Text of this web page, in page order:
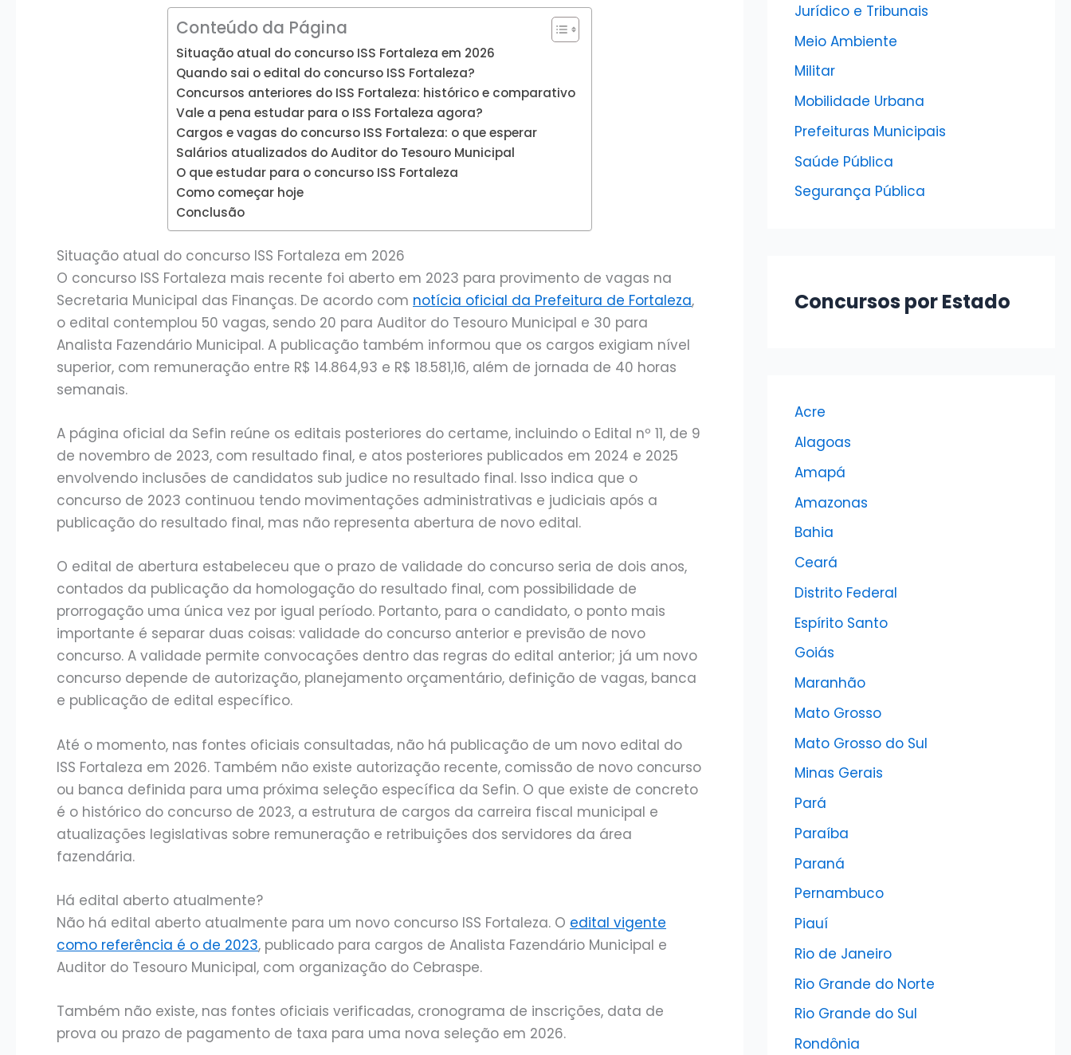
Conteúdo da Página
Situação atual do concurso ISS Fortaleza em 2026
Quando sai o edital do concurso ISS Fortaleza?
Concursos anteriores do ISS Fortaleza: histórico e comparativo
Vale a pena estudar para o ISS Fortaleza agora?
Cargos e vagas do concurso ISS Fortaleza: o que esperar
Salários atualizados do Auditor do Tesouro Municipal
O que estudar para o concurso ISS Fortaleza
Como começar hoje
Conclusão
Situação atual do concurso ISS Fortaleza em 2026
O concurso ISS Fortaleza mais recente foi aberto em 2023 para provimento de vagas na
Secretaria Municipal das Finanças. De acordo com notícia oficial da Prefeitura de Fortaleza,
o edital contemplou 50 vagas, sendo 20 para Auditor do Tesouro Municipal e 30 para
Analista Fazendário Municipal. A publicação também informou que os cargos exigiam nível
superior, com remuneração entre R$ 14.864,93 e R$ 18.581,16, além de jornada de 40 horas
semanais.
A página oficial da Sefin reúne os editais posteriores do certame, incluindo o Edital nº 11, de 9
de novembro de 2023, com resultado final, e atos posteriores publicados em 2024 e 2025
envolvendo inclusões de candidatos sub judice no resultado final. Isso indica que o
concurso de 2023 continuou tendo movimentações administrativas e judiciais após a
publicação do resultado final, mas não representa abertura de novo edital.
O edital de abertura estabeleceu que o prazo de validade do concurso seria de dois anos,
contados da publicação da homologação do resultado final, com possibilidade de
prorrogação uma única vez por igual período. Portanto, para o candidato, o ponto mais
importante é separar duas coisas: validade do concurso anterior e previsão de novo
concurso. A validade permite convocações dentro das regras do edital anterior; já um novo
concurso depende de autorização, planejamento orçamentário, definição de vagas, banca
e publicação de edital específico.
Até o momento, nas fontes oficiais consultadas, não há publicação de um novo edital do
ISS Fortaleza em 2026. Também não existe autorização recente, comissão de novo concurso
ou banca definida para uma próxima seleção específica da Sefin. O que existe de concreto
é o histórico do concurso de 2023, a estrutura de cargos da carreira fiscal municipal e
atualizações legislativas sobre remuneração e retribuições dos servidores da área
fazendária.
Há edital aberto atualmente?
Não há edital aberto atualmente para um novo concurso ISS Fortaleza. O edital vigente
como referência é o de 2023, publicado para cargos de Analista Fazendário Municipal e
Auditor do Tesouro Municipal, com organização do Cebraspe.
Também não existe, nas fontes oficiais verificadas, cronograma de inscrições, data de
prova ou prazo de pagamento de taxa para uma nova seleção em 2026.
Jurídico e Tribunais
Meio Ambiente
Militar
Mobilidade Urbana
Prefeituras Municipais
Saúde Pública
Segurança Pública
Concursos por Estado
Acre
Alagoas
Amapá
Amazonas
Bahia
Ceará
Distrito Federal
Espírito Santo
Goiás
Maranhão
Mato Grosso
Mato Grosso do Sul
Minas Gerais
Pará
Paraíba
Paraná
Pernambuco
Piauí
Rio de Janeiro
Rio Grande do Norte
Rio Grande do Sul
Rondônia